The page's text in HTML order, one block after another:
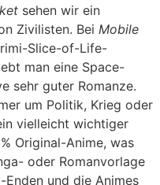
sehen wir ein
Zivilisten. Bei Mobile
Slice-of-Life-
man eine Space-
sehr guter Romanze.
um Politik, Krieg oder
vielleicht wichtiger
Original-Anime, was
oder Romanvorlage
und die Animes